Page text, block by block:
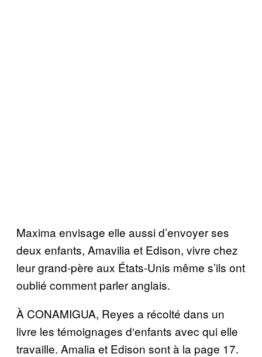
Maxima envisage elle aussi d’envoyer ses
deux enfants, Amavilia et Edison, vivre chez
leur grand-père aux États-Unis même s’ils ont
oublié comment parler anglais.
À CONAMIGUA, Reyes a récolté dans un
livre les témoignages d‘enfants avec qui elle
travaille. Amalia et Edison sontà la page 17.